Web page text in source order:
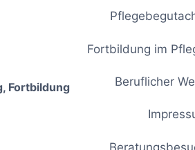
Fortbildung
Fortbildung im
Beruflicher